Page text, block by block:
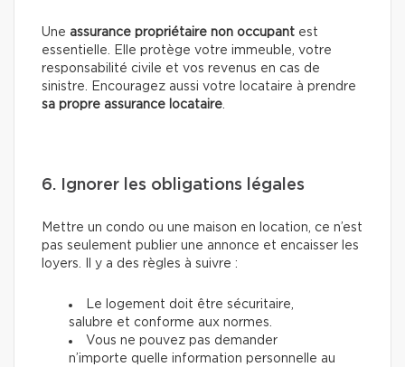
Une assurance propriétaire non occupant est
essentielle. Elle protège votre immeuble, votre
responsabilité civile et vos revenus en cas de
sinistre. Encouragez aussi votre locataire à prendre
sa propre assurance locataire.
6. Ignorer les obligations légales
Mettre un condo ou une maison en location, ce n’est
pas seulement publier une annonce et encaisser les
loyers. Il y a des règles à suivre :
Le logement doit être sécuritaire,
salubre et conforme aux normes.
Vous ne pouvez pas demander
n’importe quelle information personnelle au